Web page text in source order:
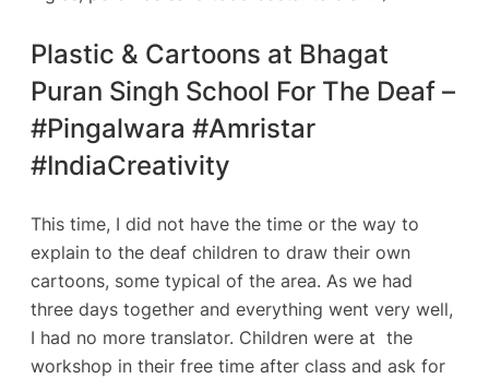
Plastic & Cartoons at Bhagat
Puran Singh School For The Deaf –
#Pingalwara #Amristar
#IndiaCreativity
This time, I did not have the time or the way to
explain to the deaf children to draw their own
cartoons, some typical of the area. As we had
three days together and everything went very well,
I had no more translator. Children were at the
workshop in their free time after class and ask for